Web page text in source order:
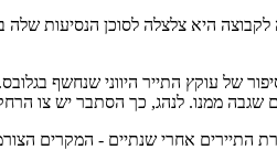
היא צלצלה לסוכן הנסיעות
שגבה ממנו. לנהג, כך הסתבר יש צו
התיירים אחרי שנתיים - המקרים